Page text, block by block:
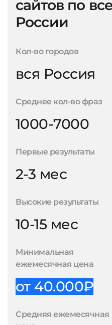
сайтов по
России
Кол-во городов
вся Россия
Среднее кол-во фраз
1000-7000
Первые результаты
2-3 мес
Высокие результаты
10-15 мес
Минимальная
ежемесячная цена
от 40.000₽
Средняя ежемесячная